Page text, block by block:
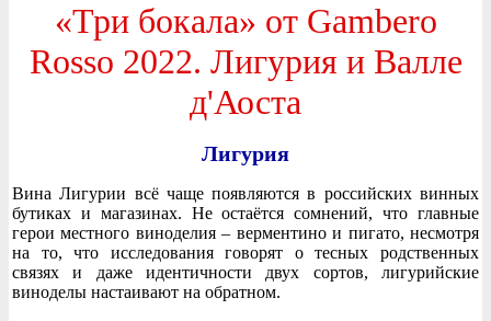
«Три бокала» от Gambero
Rosso 2022. Лигурия и Валле
д'Аоста
Лигурия
Вина Лигурии всё чаще появляются в российских винных
бутиках и магазинах. Не остаётся сомнений, что главные
герои местного виноделия – верментино и пигато, несмотря
на то, что исследования говорят о тесных родственных
связях и даже идентичности двух сортов, лигурийские
виноделы настаивают на обратном.